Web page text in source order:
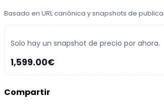
Basado en URL canónica y snapshots de
Solo hay un snapshot de precio por ahora.
1,599.00€
Compartir